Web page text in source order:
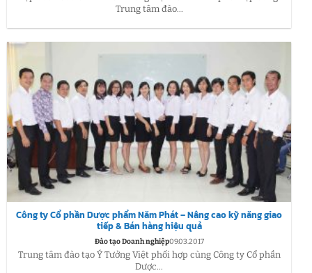
Trung tâm đào...
Công ty Cổ phần Dược phẩm Năm Phát – Nâng cao kỹ năng giao
tiếp & Bán hàng hiệu quả
Đào tạo Doanh nghiệp09.03.2017
Trung tâm đào tạo Ý Tưởng Việt phối hợp cùng Công ty Cổ phần
Dược...